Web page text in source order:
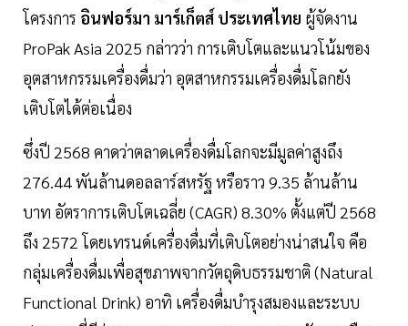
โครงการ อินฟอร์มา มาร์เก็ตส์ ประเทศไทย ผู้จัดงาน
ProPak Asia 2025 กล่าวว่า การเติบโตและแนวโน้มของ
อุตสาหกรรมเครื่องดื่มว่า อุตสาหกรรมเครื่องดื่มโลกยัง
เติบโตได้ต่อเนื่อง
ซึ่งปี 2568 คาดว่าตลาดเครื่องดื่มโลกจะมีมูลค่าสูงถึง
276.44 พันล้านดอลลาร์สหรัฐ หรือราว 9.35 ล้านล้าน
บาท อัตราการเติบโตเฉลี่ย (CAGR) 8.30% ตั้งแต่ปี 2568
ถึง 2572 โดยเทรนด์เครื่องดื่มที่เติบโตอย่างน่าสนใจ คือ
กลุ่มเครื่องดื่มเพื่อสุขภาพจากวัตถุดิบธรรมชาติ (Natural
Functional Drink) อาทิ เครื่องดื่มบำรุงสมองและระบบ